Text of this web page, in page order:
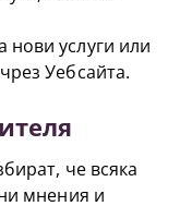
услуги или
Уебсайта.
че всяка
мнения и